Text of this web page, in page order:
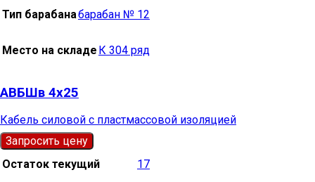
Тип барабанабарабан № 12
Место на складе К 304 ряд
АВБШв 4х25
Кабель силовой с пластмассовой изоляцией
Запросить цену
Остаток текущий
17